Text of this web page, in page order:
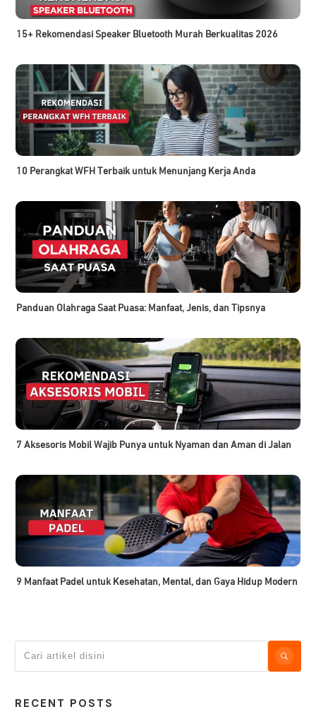
15+ Rekomendasi Speaker Bluetooth Murah Berkualitas 2026
10 Perangkat WFH Terbaik untuk Menunjang Kerja Anda
Panduan Olahraga Saat Puasa: Manfaat, Jenis, dan Tipsnya
7 Aksesoris Mobil Wajib Punya untuk Nyaman dan Aman di Jalan
9 Manfaat Padel untuk Kesehatan, Mental, dan Gaya Hidup Modern
RECENT POSTS